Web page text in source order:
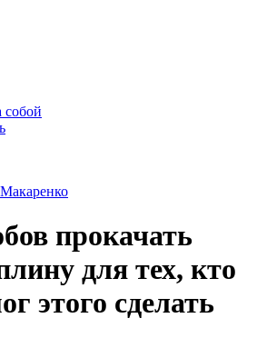
собой
прокачать
для тех, кто
этого сделать